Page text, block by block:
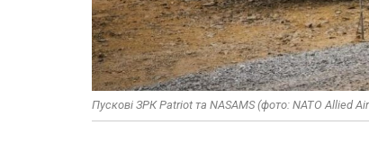
Пускові ЗРК Patriot та NASAMS (фото: NATO Allied